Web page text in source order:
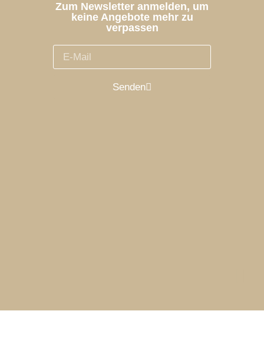
Zum Newsletter anmelden, um
keine Angebote mehr zu
verpassen
Senden